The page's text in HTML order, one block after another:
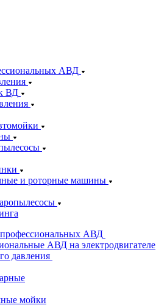
АВД
ВД
и роторные машины
АВД
АВД на электродвигателе
давления
мойки